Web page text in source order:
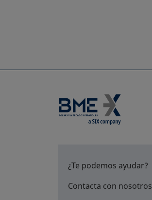
¿Te podemos ayudar?
Contacta con nosotros